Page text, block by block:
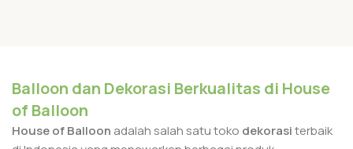
Balloon dan Dekorasi Berkualitas di House
of Balloon
House of Balloon adalah salah satu toko dekorasiterbaik